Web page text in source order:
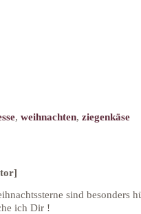
, weihnachten, ziegenkäse
sind besonders
ich Dir !